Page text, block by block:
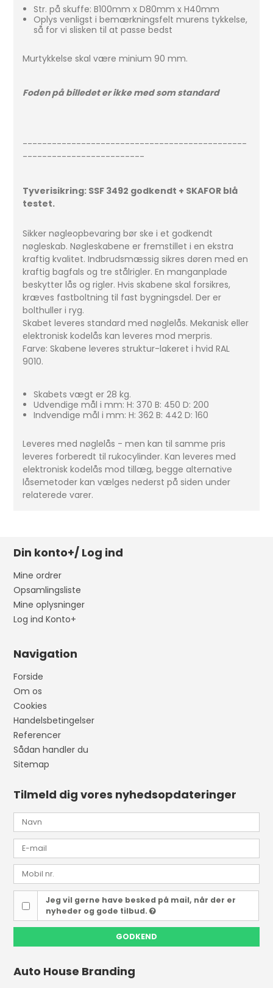
Str. på skuffe: B100mm x D80mm x H40mm
Oplys venligst i bemærkningsfelt murens tykkelse,
så for vi slisken til at passe bedst
Murtykkelse skal være minium 90 mm.
Foden på billedet er ikke med som standard
----------------------------------------------
-------------------------
Tyverisikring: SSF 3492 godkendt + SKAFOR blå
testet.
Sikker nøgleopbevaring bør ske i et godkendt
nøgleskab. Nøgleskabene er fremstillet i en ekstra
kraftig kvalitet. Indbrudsmæssig sikres døren med en
kraftig bagfals og tre stålrigler. En manganplade
beskytter lås og rigler. Hvis skabene skal forsikres,
kræves fastboltning til fast bygningsdel. Der er
bolthuller i ryg.
Skabet leveres standard med nøglelås. Mekanisk eller
elektronisk kodelås kan leveres mod merpris.
Farve: Skabene leveres struktur-lakeret i hvid RAL
9010.
Skabets vægt er 28 kg.
Udvendige mål i mm: H: 370 B: 450 D: 200
Indvendige mål i mm: H: 362 B: 442 D: 160
Leveres med nøglelås - men kan til samme pris
leveres forberedt til rukocylinder. Kan leveres med
elektronisk kodelås mod tillæg, begge alternative
låsemetoder kan vælges nederst på siden under
relaterede varer.
Din konto+/ Log ind
Mine ordrer
Opsamlingsliste
Mine oplysninger
Log ind Konto+
Navigation
Forside
Om os
Cookies
Handelsbetingelser
Referencer
Sådan handler du
Sitemap
Tilmeld dig vores nyhedsopdateringer
Jeg vil gerne have besked på mail, når der er
nyheder og gode tilbud.
GODKEND
Auto House Branding